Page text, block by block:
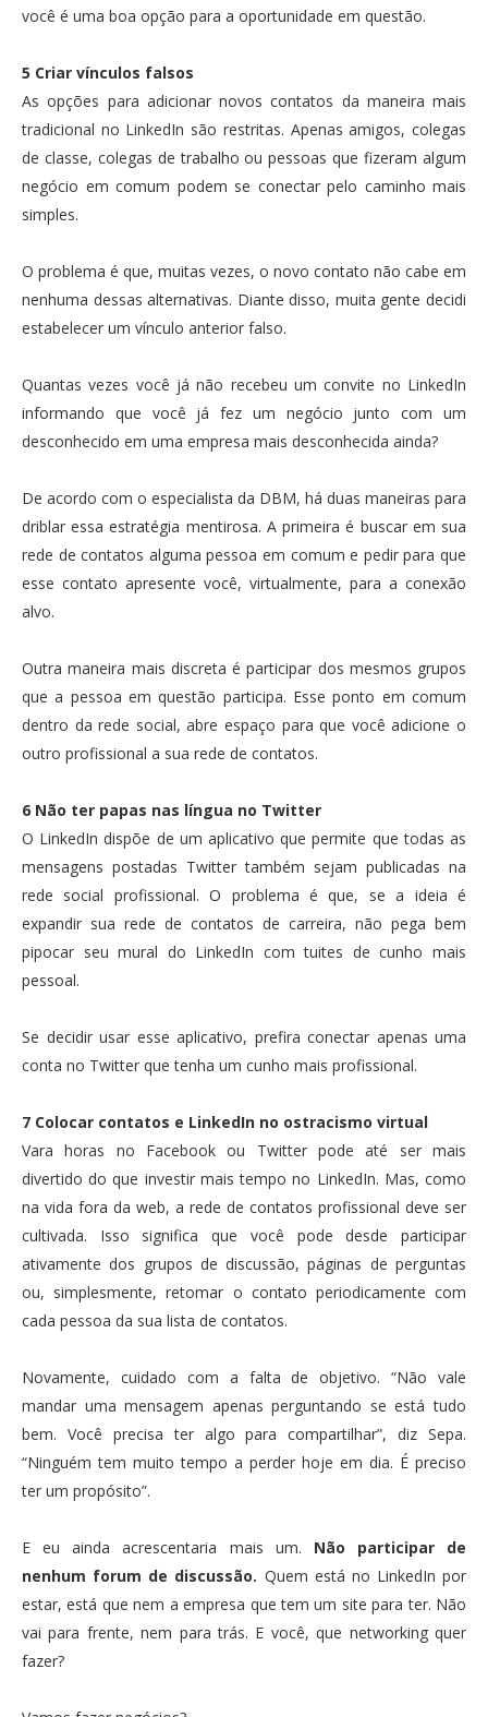
você é uma boa opção para a oportunidade em questão.
5 Criar vínculos falsos
As opções para adicionar novos contatos da maneira mais
tradicional no LinkedIn são restritas. Apenas amigos, colegas
de classe, colegas de trabalho ou pessoas que fizeram algum
negócio em comum podem se conectar pelo caminho mais
simples.
O problema é que, muitas vezes, o novo contato não cabe em
nenhuma dessas alternativas. Diante disso, muita gente decidi
estabelecer um vínculo anterior falso.
Quantas vezes você já não recebeu um convite no LinkedIn
informando que você já fez um negócio junto com um
desconhecido em uma empresa mais desconhecida ainda?
De acordo com o especialista da DBM, há duas maneiras para
driblar essa estratégia mentirosa. A primeira é buscar em sua
rede de contatos alguma pessoa em comum e pedir para que
esse contato apresente você, virtualmente, para a conexão
alvo.
Outra maneira mais discreta é participar dos mesmos grupos
que a pessoa em questão participa. Esse ponto em comum
dentro da rede social, abre espaço para que você adicione o
outro profissional a sua rede de contatos.
6 Não ter papas nas língua no Twitter
O LinkedIn dispõe de um aplicativo que permite que todas as
mensagens postadas Twitter também sejam publicadas na
rede social profissional. O problema é que, se a ideia é
expandir sua rede de contatos de carreira, não pega bem
pipocar seu mural do LinkedIn com tuites de cunho mais
pessoal.
Se decidir usar esse aplicativo, prefira conectar apenas uma
conta no Twitter que tenha um cunho mais profissional.
7 Colocar contatos e LinkedIn no ostracismo virtual
Vara horas no Facebook ou Twitter pode até ser mais
divertido do que investir mais tempo no LinkedIn. Mas, como
na vida fora da web, a rede de contatos profissional deve ser
cultivada. Isso significa que você pode desde participar
ativamente dos grupos de discussão, páginas de perguntas
ou, simplesmente, retomar o contato periodicamente com
cada pessoa da sua lista de contatos.
Novamente, cuidado com a falta de objetivo. “Não vale
mandar uma mensagem apenas perguntando se está tudo
bem. Você precisa ter algo para compartilhar”, diz Sepa.
“Ninguém tem muito tempo a perder hoje em dia. É preciso
ter um propósito”.
E eu ainda acrescentaria mais um. Não participar de
nenhum forum de discussão. Quem está no LinkedIn por
estar, está que nem a empresa que tem um site para ter. Não
vai para frente, nem para trás. E você, que networking quer
fazer?